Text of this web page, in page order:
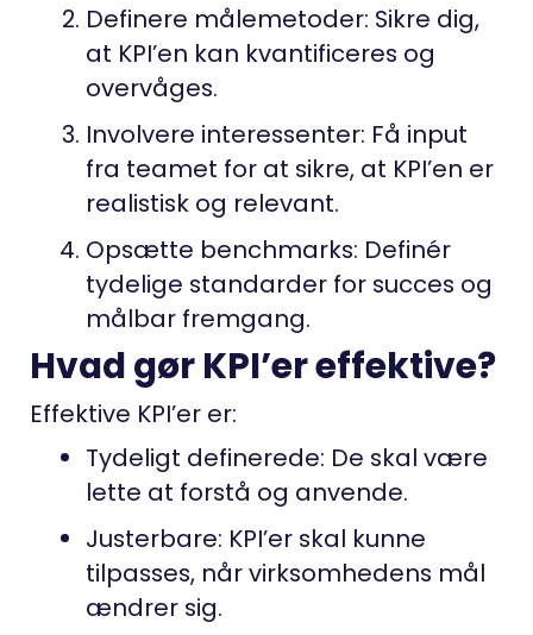
Definere målemetoder: Sikre dig,
at KPI’en kan kvantificeres og
overvåges.
Involvere interessenter: Få input
fra teamet for at sikre, at KPI’en er
realistisk og relevant.
Opsætte benchmarks: Definér
tydelige standarder for succes og
målbar fremgang.
Hvad gør KPI’er effektive?
Effektive KPI’er er:
Tydeligt definerede: De skal være
lette at forstå og anvende.
Justerbare: KPI’er skal kunne
tilpasses, når virksomhedens mål
ændrer sig.